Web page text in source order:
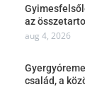
az
aug 4, 2026
család, a